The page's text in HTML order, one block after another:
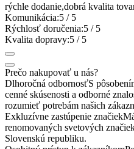
rýchle dodanie,dobrá kvalita
Komunikácia:5 / 5
Rýchlosť doručenia:5 / 5
Kvalita dopravy:5 / 5
Prečo nakupovať u nás?
Dlhoročná odbornosťS
cenné skúsenosti a odborné
rozumieť potrebám našich
Exkluzívne zastúpenie značiek
renomovaných svetových
Slovenskú republiku.